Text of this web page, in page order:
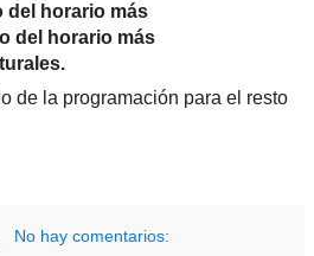
del horario más
del horario más
de la programación para el resto
No hay comentarios: